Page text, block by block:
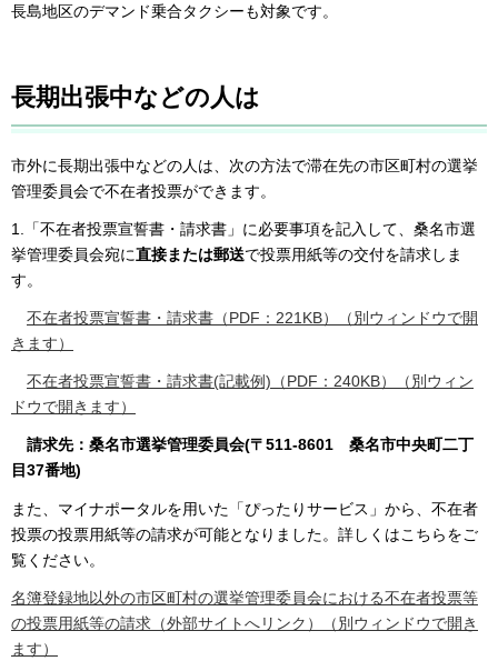
長島地区のデマンド乗合タクシーも対象です。
長期出張中などの人は
市外に長期出張中などの人は、次の方法で滞在先の市区町村の選挙
管理委員会で不在者投票ができます。
1.「不在者投票宣誓書・請求書」に必要事項を記入して、桑名市選
挙管理委員会宛に直接または郵送で投票用紙等の交付を請求しま
す。
不在者投票宣誓書・請求書（PDF：221KB）（別ウィンドウで開
きます）
不在者投票宣誓書・請求書(記載例)（PDF：240KB）（別ウィン
ドウで開きます）
請求先：桑名市選挙管理委員会(〒511-8601 桑名市中央町二丁
目37番地)
また、マイナポータルを用いた「ぴったりサービス」から、不在者
投票の投票用紙等の請求が可能となりました。詳しくはこちらをご
覧ください。
名簿登録地以外の市区町村の選挙管理委員会における不在者投票等
の投票用紙等の請求（外部サイトへリンク）（別ウィンドウで開き
ます）